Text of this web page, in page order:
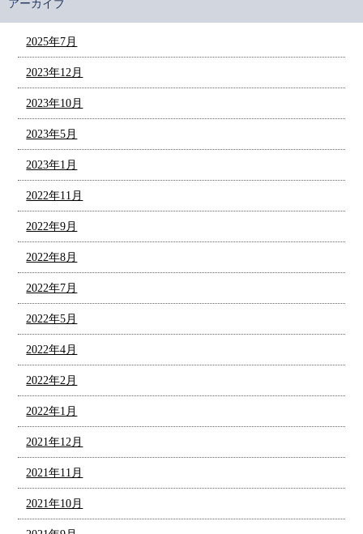
アーカイブ
2025年7月
2023年12月
2023年10月
2023年5月
2023年1月
2022年11月
2022年9月
2022年8月
2022年7月
2022年5月
2022年4月
2022年2月
2022年1月
2021年12月
2021年11月
2021年10月